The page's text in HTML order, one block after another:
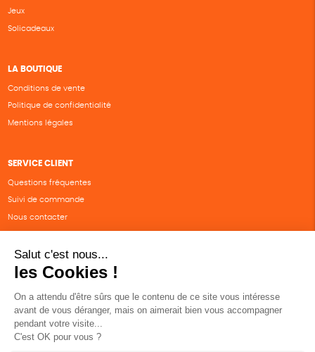
Jeux
Solicadeaux
LA BOUTIQUE
Conditions de vente
Politique de confidentialité
Mentions légales
SERVICE CLIENT
Questions fréquentes
Suivi de commande
Nous contacter
SUIVEZ-NOUS